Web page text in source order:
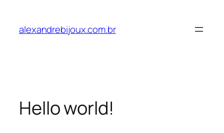
alexandrebijoux.com.br
Hello world!